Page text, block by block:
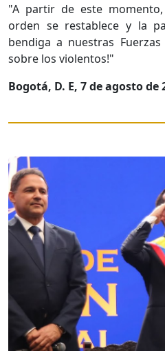
"A partir de este
orden se restablece y la
bendiga a nuestras
sobre los violentos!"
Bogotá, D. E, 7 de agosto de